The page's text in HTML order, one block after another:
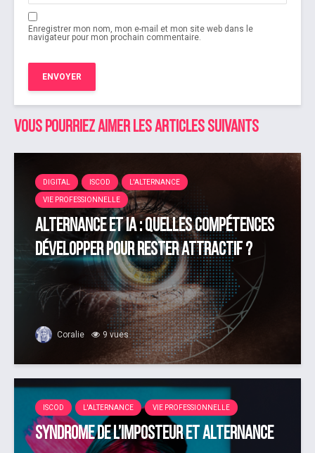
Enregistrer mon nom, mon e-mail et mon site web dans le
navigateur pour mon prochain commentaire.
Vous pourriez aimer les articles suivants
DIGITAL ISCOD L'ALTERNANCE
VIE PROFESSIONNELLE
Alternance et IA : quelles compétences
développer pour rester attractif ?
Coralie 9 vues
ISCOD L'ALTERNANCE VIE PROFESSIONNELLE
Syndrome de l’imposteur et alternance